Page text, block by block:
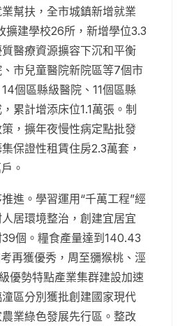
幫扶，全市城鎮新增就業
擴建學校26所，新增學位3.3
醫療資源擴容下沉和平衡
市兒童醫院新院區等7個市
個區縣級醫院、11個區縣
累計增添床位1.1萬張。制
，擴年夜慢性病定點批發
保證性租賃住房2.3萬套，
。
進。學習運用“千萬工程”經
居環境整治，創建宜居宜
個。糧食產量達到140.43
再獲優秀，周至獼猴桃、涇
優勢特點產業集群建設加速
區分別獲批創建國家現代
業綠色發展先行區。整改